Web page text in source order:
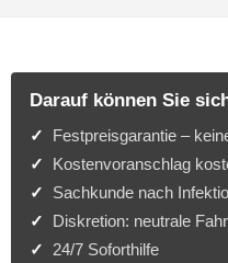
Darauf können Sie
Festpreisgarantie –
Kostenvoranschlag
Sachkunde nach
Diskretion: neutrale
24/7 Soforthilfe